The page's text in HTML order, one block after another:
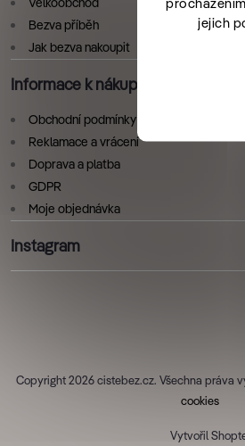
jejich
Bezva příběh
Jak bezva nakoupit
Informace k nákupu
Obchodní podmínky
Reklamace a vrácení
Doprava a platba
GDPR
Moje objednávka
Instagram
Vytvořil
Copyright 2026cistebez.cz. Všechna práva
cookies